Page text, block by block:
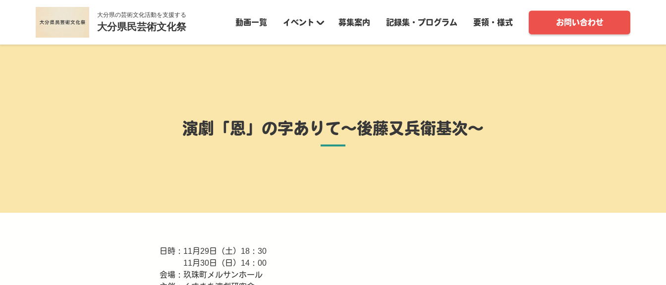
大分県の芸術文化活動を支援する
大分県民芸術文化祭 動画一覧 イベント 募集案内 記録集・プログラム 要領・様式 お問い合わせ
演劇「恩」の字ありて〜後藤又兵衛基次〜
日時：11月29日（土）18：30
11月30日（日）14：00
会場：玖珠町メルサンホール